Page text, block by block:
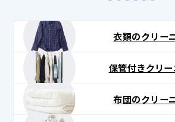
衣類のクリー
保管付きクリ
布団のクリー